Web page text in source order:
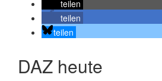
teilen
teilen
teilen
DAZ heute